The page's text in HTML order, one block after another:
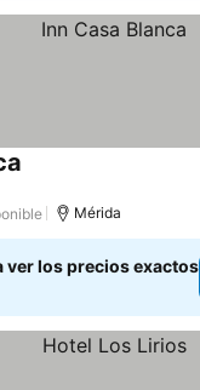
Mérida
ver los precios exactos